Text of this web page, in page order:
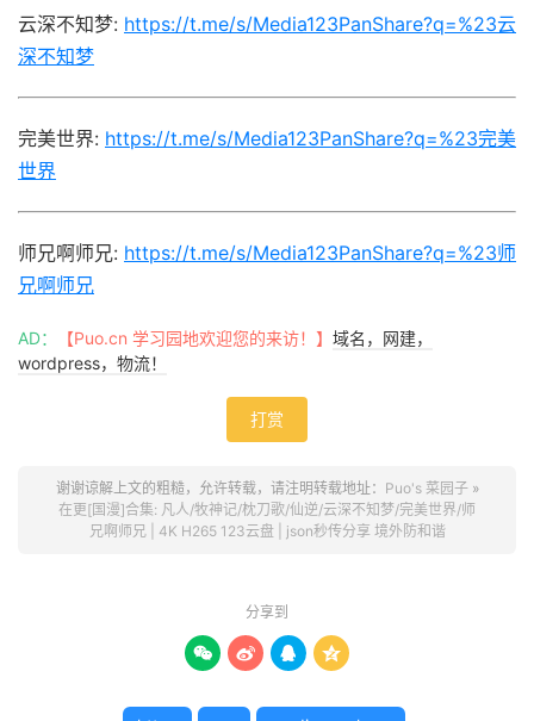
云深不知梦: https://t.me/s/Media123PanShare?q=%23云
深不知梦
完美世界: https://t.me/s/Media123PanShare?q=%23完美
世界
师兄啊师兄: https://t.me/s/Media123PanShare?q=%23师
兄啊师兄
AD： 【Puo.cn 学习园地欢迎您的来访！】 域名，网建，
wordpress，物流！
打赏
谢谢谅解上文的粗糙，允许转载，请注明转载地址： Puo's 菜园子»
在更[国漫]合集: 凡人/牧神记/枕刀歌/仙逆/云深不知梦/完美世界/师
兄啊师兄 | 4K H265 123云盘 | json秒传分享 境外防和谐
分享到
   